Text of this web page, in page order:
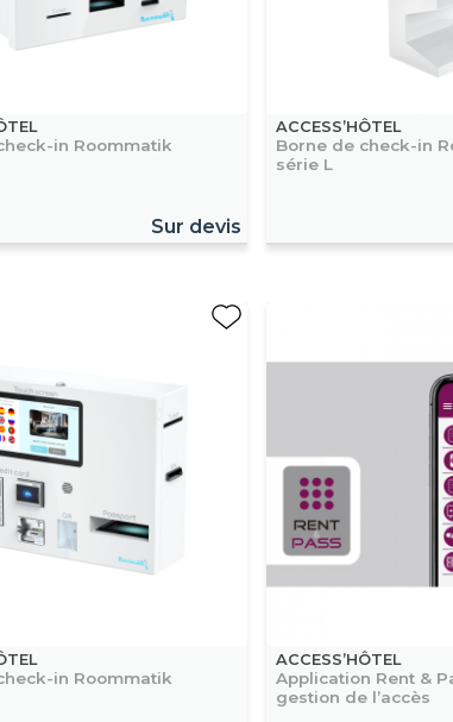
in Roommatik
Sur devis
ACCESS’HÔTEL
Borne de check-in
série L
in Roommatik
ACCESS’HÔTEL
Application Rent &
gestion de l’accès